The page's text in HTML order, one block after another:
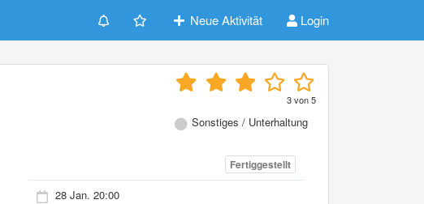
Neue Aktivität Login
3von5
Sonstiges / Unterhaltung
Fertiggestellt
28 Jan. 20:00